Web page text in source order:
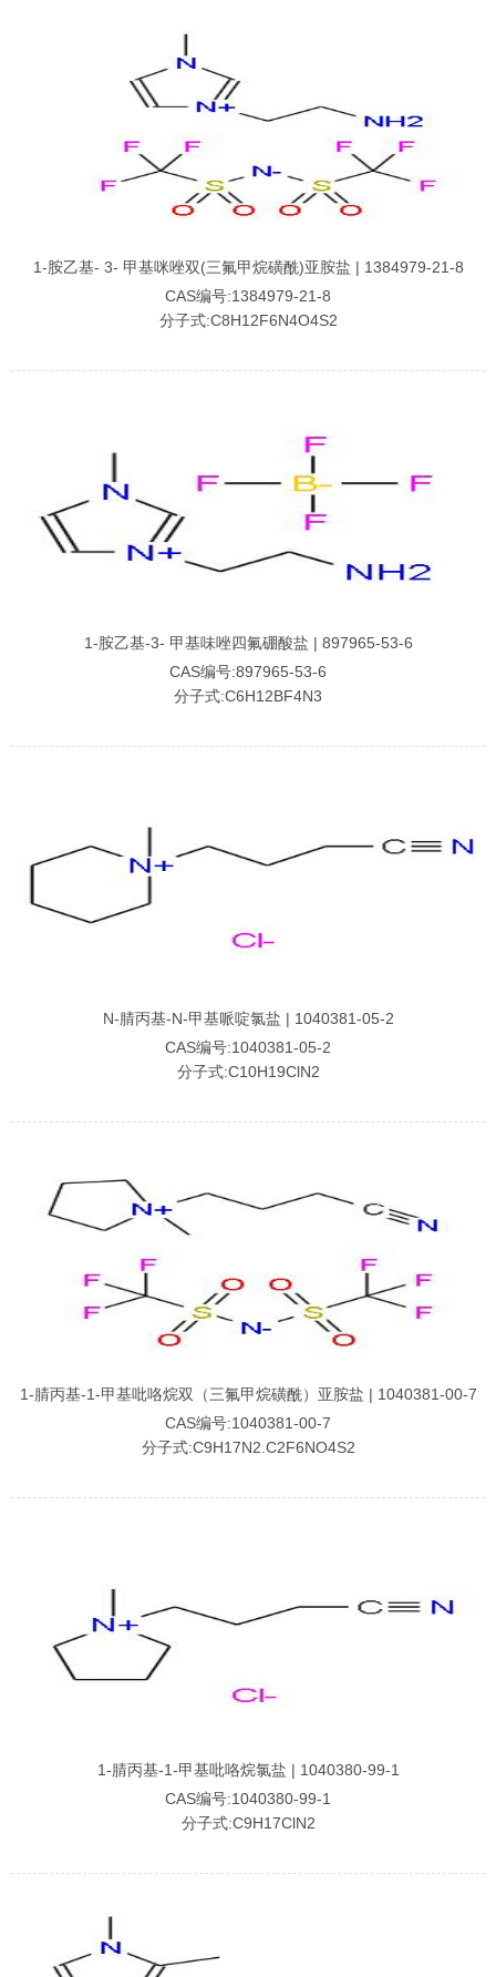
1-胺乙基- 3- 甲基咪唑双(三氟甲烷磺酰)亚胺盐 | 1384979-21-8
CAS编号:1384979-21-8
分子式:C8H12F6N4O4S2
1-胺乙基-3- 甲基味唑四氟硼酸盐 | 897965-53-6
CAS编号:897965-53-6
分子式:C6H12BF4N3
N-腈丙基-N-甲基哌啶氯盐 | 1040381-05-2
CAS编号:1040381-05-2
分子式:C10H19ClN2
1-腈丙基-1-甲基吡咯烷双（三氟甲烷磺酰）亚胺盐 | 1040381-00-7
CAS编号:1040381-00-7
分子式:C9H17N2.C2F6NO4S2
1-腈丙基-1-甲基吡咯烷氯盐 | 1040380-99-1
CAS编号:1040380-99-1
分子式:C9H17ClN2